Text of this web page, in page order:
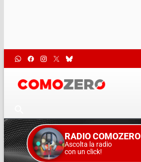
RADIO COMOZERO
Ascolta la radio
con un click!